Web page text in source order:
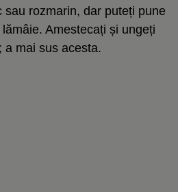
sau rozmarin, dar puteți pune
Amestecați și ungeți
a mai sus acesta.